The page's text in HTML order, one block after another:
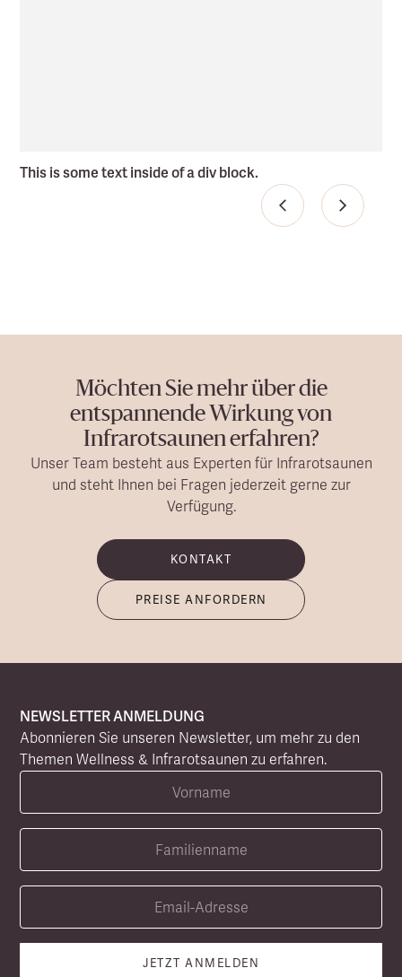
This is some text inside of a div block.
Möchten Sie mehr über die
entspannende Wirkung von
Infrarotsaunen erfahren?
Unser Team besteht aus Experten für Infrarotsaunen
und steht Ihnen bei Fragen jederzeit gerne zur
Verfügung.
KONTAKT
PREISE ANFORDERN
NEWSLETTER ANMELDUNG
Abonnieren Sie unseren Newsletter, um mehr zu den
Themen Wellness & Infrarotsaunen zu erfahren.